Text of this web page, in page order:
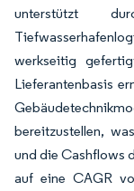
unterstützt
werkseitig
Lieferantenbasis
bereitzustellen,
und die Cashflows
auf eine CAGR